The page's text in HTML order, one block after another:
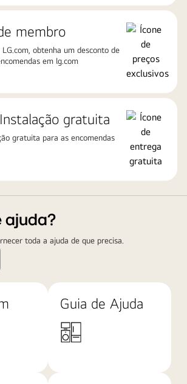
membro
obtenha um desconto de
em lg.com
gratuita
gratuita para as encomendas
ajuda?
toda a ajuda de que precisa.
Guia de Ajuda